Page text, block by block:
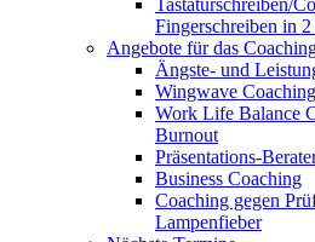
Tastaturschreiben/
Fingerschreiben in 2
Angebote für das
Ängste- und
Wingwave Coaching
Work Life Balance
Burnout
Präsentations-
Business Coaching
Coaching gegen
Lampenfieber